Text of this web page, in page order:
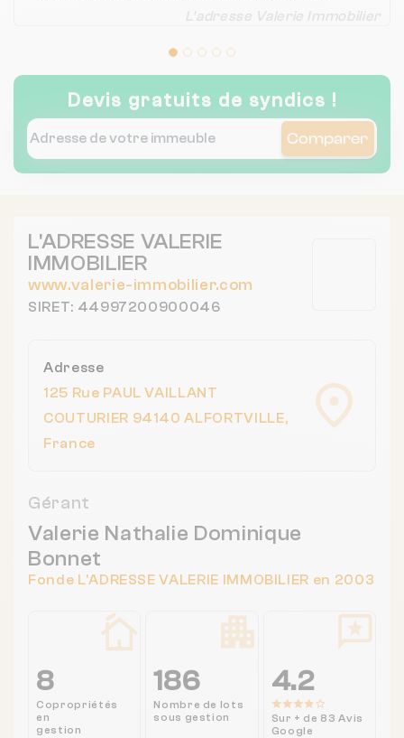
L'adresse Valerie Immobilier
Devis gratuits de syndics !
Comparer
L'ADRESSE VALERIE
IMMOBILIER
www.valerie-immobilier.com
SIRET: 44997200900046
Adresse
125 Rue PAUL VAILLANT
COUTURIER 94140 ALFORTVILLE,
France
Gérant
Valerie Nathalie Dominique
Bonnet
Fonde L'ADRESSE VALERIE IMMOBILIER en 2003
8
Copropriétés
en
gestion
186
Nombre de lots
sous gestion
4.2
Sur + de 83 Avis
Google